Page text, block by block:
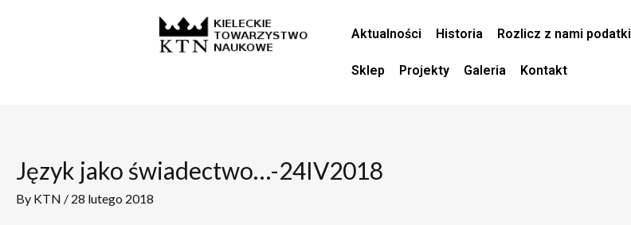
Aktualności Historia Rozlicz z nami podatki
Sklep Projekty Galeria Kontakt
Język jako świadectwo…-24IV2018
By KTN / 28 lutego 2018